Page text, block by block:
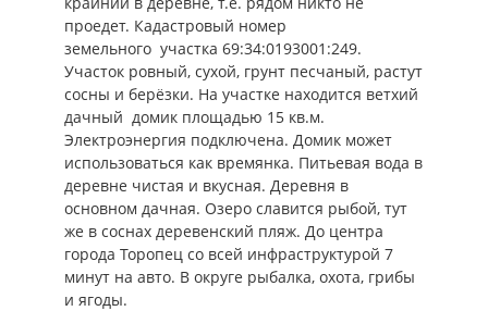
проедет. Кадастровый номер
земельного участка 69:34:0193001:249.
Участок ровный, сухой, грунт песчаный, растут
сосны и берёзки. На участке находится ветхий
дачный домик площадью 15 кв.м.
Электроэнергия подключена. Домик может
использоваться как времянка. Питьевая вода в
деревне чистая и вкусная. Деревня в
основном дачная. Озеро славится рыбой, тут
же в соснах деревенский пляж. До центра
города Торопец со всей инфраструктурой 7
минут на авто. В округе рыбалка, охота, грибы
и ягоды.